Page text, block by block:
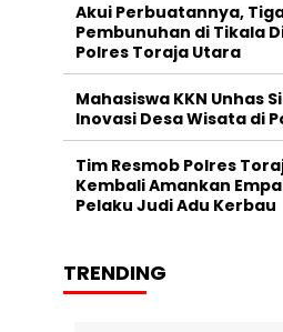
Akui Perbuatannya,
Pembunuhan di Tikala
Polres Toraja Utara
Mahasiswa KKN Unhas
Inovasi Desa Wisata di
Tim Resmob Polres
Kembali Amankan
Pelaku Judi Adu Kerbau
TRENDING